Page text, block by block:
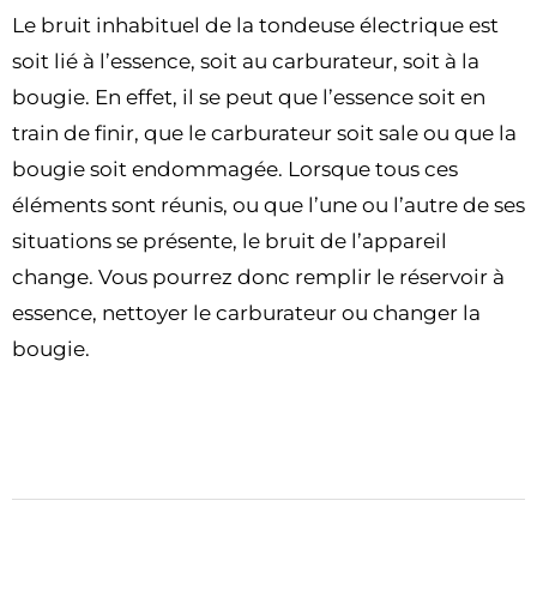
Le bruit inhabituel de la tondeuse électrique est
soit lié à l’essence, soit au carburateur, soit à la
bougie. En effet, il se peut que l’essence soit en
train de finir, que le carburateur soit sale ou que la
bougie soit endommagée. Lorsque tous ces
éléments sont réunis, ou que l’une ou l’autre de ses
situations se présente, le bruit de l’appareil
change. Vous pourrez donc remplir le réservoir à
essence, nettoyer le carburateur ou changer la
bougie.